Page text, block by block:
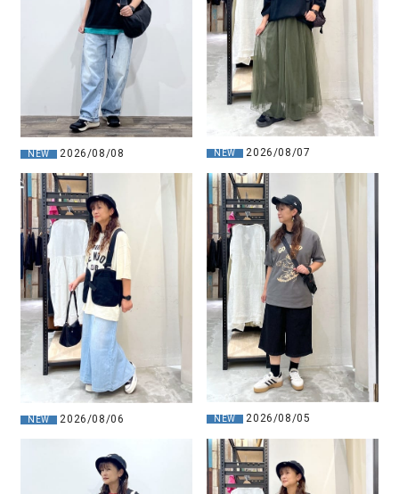
NEW 2026/08/08 NEW 2026/08/07
NEW 2026/08/06 NEW 2026/08/05